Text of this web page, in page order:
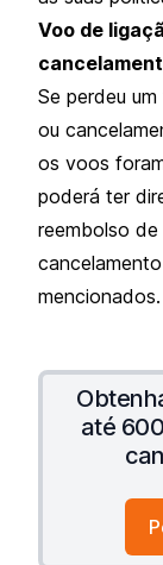
Voo de
Se perdeu
ou
os voos
poderá ter
reembolso
mencionados.
até